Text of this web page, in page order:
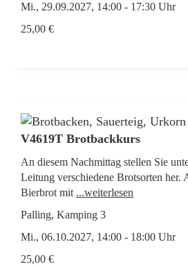
Mi., 29.09.2027, 14:00 - 17:30 Uhr
25,00 €
V4619T Brotbackkurs
An diesem Nachmittag stellen Sie
Leitung verschiedene Brotsorten her.
Bierbrot mit ...weiterlesen
Palling, Kamping 3
Mi., 06.10.2027, 14:00 - 18:00 Uhr
25,00 €